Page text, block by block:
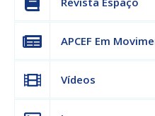
APCEF Em
Vídeos